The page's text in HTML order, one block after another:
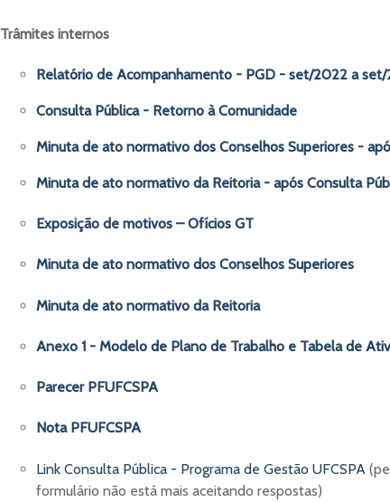
Trâmites internos
Relatório de Acompanhamento - PGD - set/2022 a
Consulta Pública - Retorno à Comunidade
Minuta de ato normativo dos Conselhos Superiores -
Minuta de ato normativo da Reitoria - após Consulta
Exposição de motivos – Ofícios GT
Minuta de ato normativo dos Conselhos Superiores
Minuta de ato normativo da Reitoria
Anexo 1 - Modelo de Plano de Trabalho e Tabela de
Parecer PFUFCSPA
Nota PFUFCSPA
Link Consulta Pública - Programa de Gestão UFCSPA
formulário não está mais aceitando respostas)